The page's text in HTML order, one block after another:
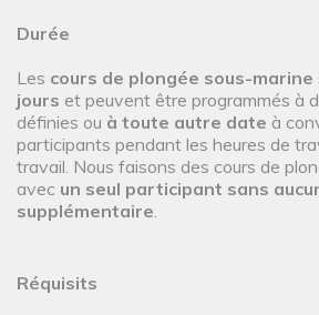
Durée
Les cours de plongée sous-marine
jours et peuvent être programmés à
définies ou à toute autre date à
participants pendant les heures de
travail. Nous faisons des cours de
avec un seul participant sans
supplémentaire.
Réquisits